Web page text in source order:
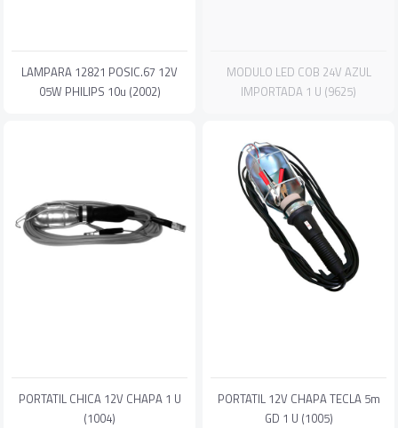
LAMPARA 12821 POSIC.67 12V
05W PHILIPS 10u (2002)
MODULO LED COB 24V AZUL
IMPORTADA 1 U (9625)
PORTATIL CHICA 12V CHAPA 1 U
(1004)
PORTATIL 12V CHAPA TECLA 5m
GD 1 U (1005)